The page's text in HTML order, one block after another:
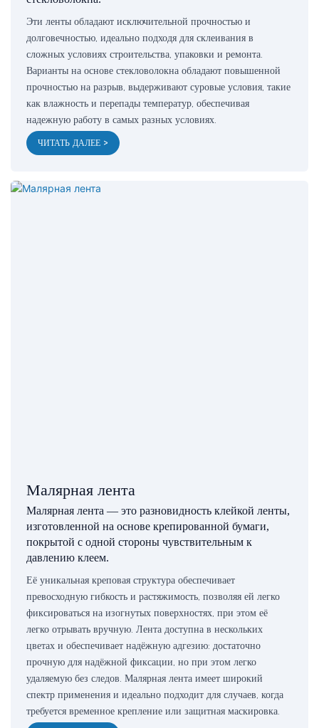
Эти ленты обладают исключительной прочностью и
долговечностью, идеально подходя для склеивания в
сложных условиях строительства, упаковки и ремонта.
Варианты на основе стекловолокна обладают повышенной
прочностью на разрыв, выдерживают суровые условия, такие
как влажность и перепады температур, обеспечивая
надежную работу в самых разных условиях.
ЧИТАТЬ ДАЛЕЕ >
Малярная лента
Малярная лента — это разновидность клейкой ленты,
изготовленной на основе крепированной бумаги,
покрытой с одной стороны чувствительным к
давлению клеем.
Её уникальная креповая структура обеспечивает
превосходную гибкость и растяжимость, позволяя ей легко
фиксироваться на изогнутых поверхностях, при этом её
легко отрывать вручную. Лента доступна в нескольких
цветах и ​​обеспечивает надёжную адгезию: достаточно
прочную для надёжной фиксации, но при этом легко
удаляемую без следов. Малярная лента имеет широкий
спектр применения и идеально подходит для случаев, когда
требуется временное крепление или защитная маскировка.